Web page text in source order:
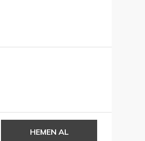
HEMEN AL